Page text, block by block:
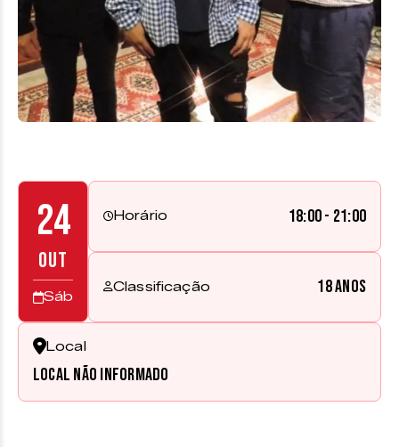
24
OUT
Sáb
Horário 18:00 - 21:00
Classificação 18 anos
Local
Local não informado